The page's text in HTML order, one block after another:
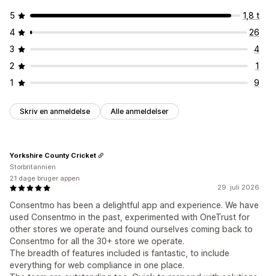
5
1,8 t
4
26
3
4
2
1
1
9
Skriv en anmeldelse Alle anmeldelser
29. juli 2026
Consentmo has been a delightful app and experience. We have
used Consentmo in the past, experimented with OneTrust for
other stores we operate and found ourselves coming back to
Consentmo for all the 30+ store we operate.
The breadth of features included is fantastic, to include
everything for web compliance in one place.
Yorkshire County Cricket
Storbritannien
21 dage bruger appen